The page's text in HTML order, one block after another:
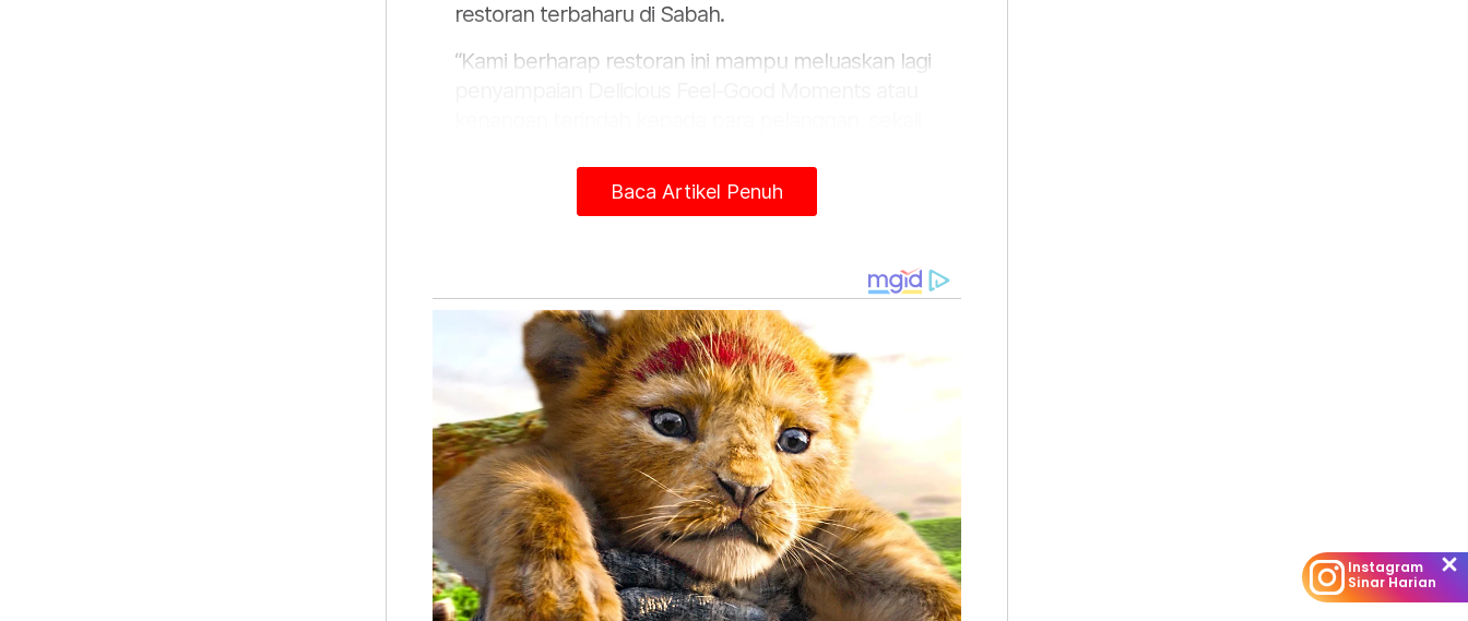
restoran terbaharu di Sabah.
“Kami berharap restoran ini mampu meluaskan lagi
pilihan utama masyarakat di sini.
dapat menyumbang kembali kepada kebajikan,
kemahiran dan taraf ekonomi masyarakat,” katanya.
Baca Artikel Penuh
Instagram
Sinar Harian